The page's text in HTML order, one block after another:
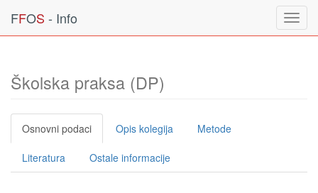
FFOS - Info
Školska praksa (DP)
Osnovni podaci Opis kolegija Metode
Literatura Ostale informacije